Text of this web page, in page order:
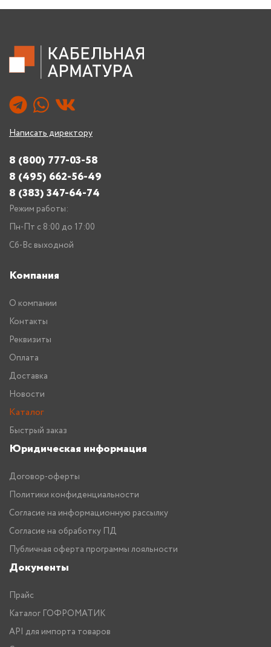
Написать директору
8 (800) 777-03-58
8 (495) 662-56-49
8 (383) 347-64-74
Режим работы:
Пн-Пт с 8:00 до 17:00
Сб-Вс выходной
Компания
О компании
Контакты
Реквизиты
Оплата
Доставка
Новости
Каталог
Быстрый заказ
Юридическая информация
Договор-оферты
Политики конфиденциальности
Согласие на информационную рассылку
Согласие на обработку ПД
Публичная оферта программы лояльности
Документы
Прайс
Каталог ГОФРОМАТИК
API для импорта товаров